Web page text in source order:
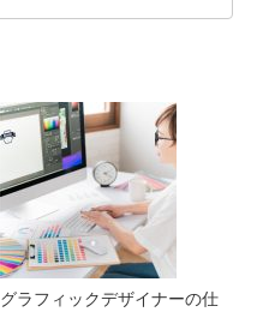
グラフィックデザイナーの仕